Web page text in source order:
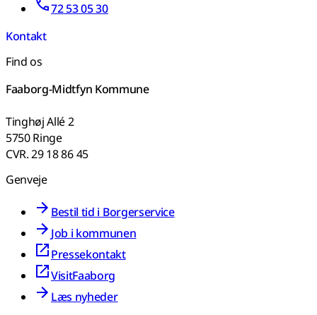
72 53 05 30
Kontakt
Find os
Faaborg-Midtfyn Kommune
Tinghøj Allé 2
5750 Ringe
CVR. 29 18 86 45
Genveje
Bestil tid i Borgerservice
Job i kommunen
Pressekontakt
VisitFaaborg
Læs nyheder